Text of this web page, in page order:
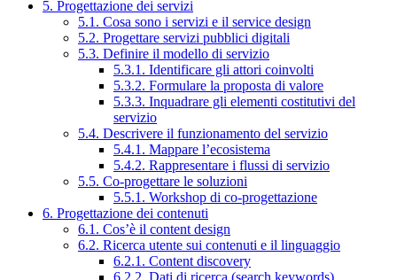
5. Progettazione dei servizi
5.1. Cosa sono i servizi e il service design
5.2. Progettare servizi pubblici digitali
5.3. Definire il modello di servizio
5.3.1. Identificare gli attori coinvolti
5.3.2. Formulare la proposta di valore
5.3.3. Inquadrare gli elementi costitutivi del
servizio
5.4. Descrivere il funzionamento del servizio
5.4.1. Mappare l’ecosistema
5.4.2. Rappresentare i flussi di servizio
5.5. Co-progettare le soluzioni
5.5.1. Workshop di co-progettazione
6. Progettazione dei contenuti
6.1. Cos’è il content design
6.2. Ricerca utente sui contenuti e il linguaggio
6.2.1. Content discovery
6.2.2. Dati di ricerca (search keywords)